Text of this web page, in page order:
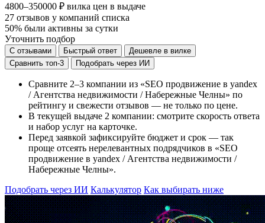
4800–350000 ₽ вилка цен в выдаче
27 отзывов у компаний списка
50% были активны за сутки
Уточнить подбор
С отзывами Быстрый ответ
Дешевле в вилке
Сравнить топ-3
Подобрать через ИИ
Сравните 2–3 компании из «SEO продвижение в yandex
/ Агентства недвижимости / Набережные Челны» по
рейтингу и свежести отзывов — не только по цене.
В текущей выдаче 2 компании: смотрите скорость ответа
и набор услуг на карточке.
Перед заявкой зафиксируйте бюджет и срок — так
проще отсеять нерелевантных подрядчиков в «SEO
продвижение в yandex / Агентства недвижимости /
Набережные Челны».
Подобрать через ИИ Калькулятор Как выбирать ниже